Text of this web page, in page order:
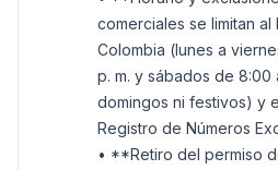
comerciales se limitan
Colombia (lunes a
p. m. y sábados de 8:00
domingos ni festivos) y
Registro de Números
• **Retiro del permiso